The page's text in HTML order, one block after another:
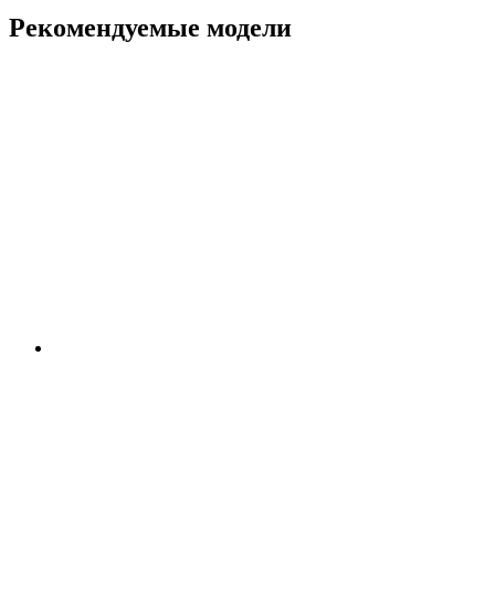
Рекомендуемые модели